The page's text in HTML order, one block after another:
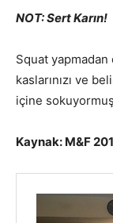
NOT: Sert Karın!
Squat yapmadan
kaslarınızı ve
içine
Kaynak: M&F